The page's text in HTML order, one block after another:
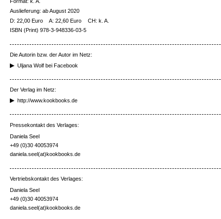
Auslieferung: ab August 2020
D: 22,00 Euro
A: 22,60 Euro
CH: k. A.
ISBN (Print) 978-3-948336-03-5
Die Autorin bzw. der Autor im Netz:
Uljana Wolf bei Facebook
Der Verlag im Netz:
http://www.kookbooks.de
Pressekontakt des Verlages:
Daniela Seel
+49 (0)30 40053974
daniela.seel(at)kookbooks.de
Vertriebskontakt des Verlages:
Daniela Seel
+49 (0)30 40053974
daniela.seel(at)kookbooks.de